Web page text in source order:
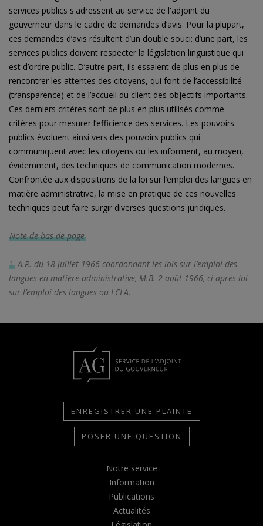
services publics s'adressent au service de l'adjoint du
gouverneur dans le cadre de demandes d’avis. Pour la plupart,
ces demandes d’avis résultent d’un double souci: d’une part, les
services publics doivent respecter la législation linguistique qui
est d’ordre public. D’autre part, ils essaient de plus en plus de
rencontrer les attentes des citoyens, qui font de l’accessibilité
(transparence) et de l’accueil du client des objectifs importants.
Ces derniers critères sont de plus en plus utilisés comme
critères pour mesurer l’efficience des services. Les pouvoirs
publics évoluent ainsi vers des pouvoirs publics qui
communiquent avec les citoyens ou les informent, au moyen,
évidemment, des techniques de communication modernes.
Confrontée aux dispositions de la loi sur l’emploi des langues en
matière administrative, la mise en pratique de ces nouvelles
techniques peut faire surgir diverses questions juridiques.
Note de bas de page
1 A.R. du 18 juillet 1966 coordonnant les lois sur l’emploi des
langues en matière administrative, M.B. 2 août 1966, ci-après loi
sur l’emploi des langues ou LCLA.
ENREGISTRER UNE PLAINTE
POSER UNE QUESTION
Notre service
Information
Publications
Actualités